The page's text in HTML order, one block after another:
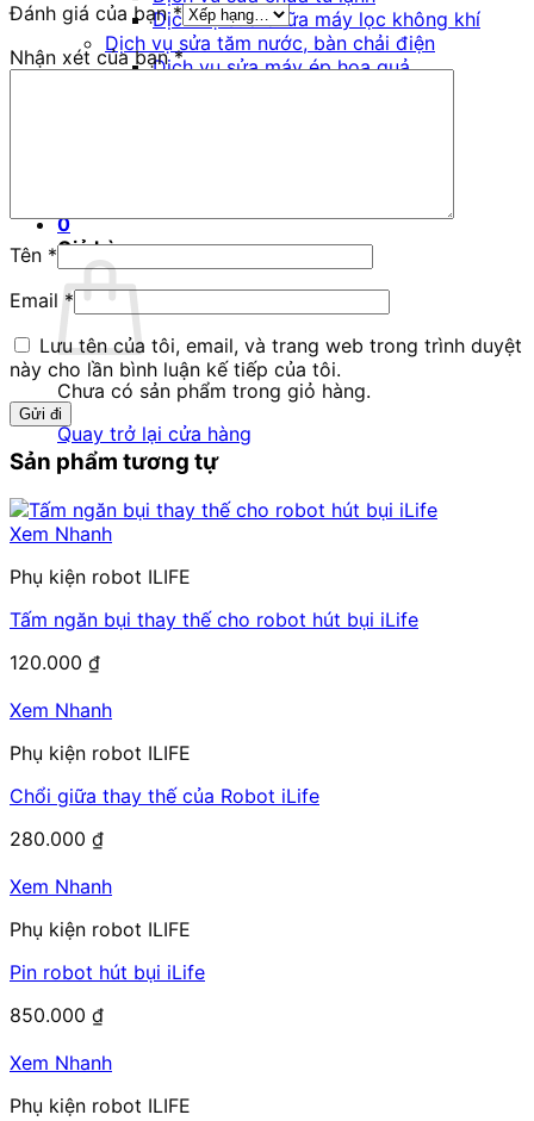
Dịch vụ sửa chữa máy lọc không khí
Dịch vụ sửa tăm nước, bàn chải điện
Dịch vụ sửa máy ép hoa quả
0
Giỏ hàng
Chưa có sản phẩm trong giỏ hàng.
Quay trở lại cửa hàng
Đánh giá của bạn*
Nhận xét của bạn*
Tên *
Email *
Lưu tên của tôi, email, và trang web trong trình duyệt
này cho lần bình luận kế tiếp của tôi.
Sản phẩm tương tự
Xem Nhanh
Phụ kiện robot ILIFE
Tấm ngăn bụi thay thế cho robot hút bụi iLife
120.000 ₫
Xem Nhanh
Phụ kiện robot ILIFE
Chổi giữa thay thế của Robot iLife
280.000 ₫
Xem Nhanh
Phụ kiện robot ILIFE
Pin robot hút bụi iLife
850.000 ₫
Xem Nhanh
Phụ kiện robot ILIFE